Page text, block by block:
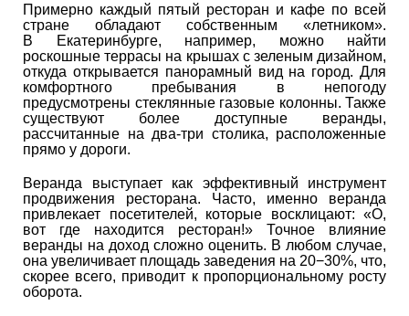
Примерно каждый пятый ресторан и кафе по всей
стране обладают собственным «летником».
В Екатеринбурге, например, можно найти
роскошные террасы на крышах с зеленым дизайном,
откуда открывается панорамный вид на город. Для
комфортного пребывания в непогоду
предусмотрены стеклянные газовые колонны. Также
существуют более доступные веранды,
рассчитанные на два-три столика, расположенные
прямо у дороги.
Веранда выступает как эффективный инструмент
продвижения ресторана. Часто, именно веранда
привлекает посетителей, которые восклицают: «О,
вот где находится ресторан!» Точное влияние
веранды на доход сложно оценить. В любом случае,
она увеличивает площадь заведения на 20−30%, что,
скорее всего, приводит к пропорциональному росту
оборота.